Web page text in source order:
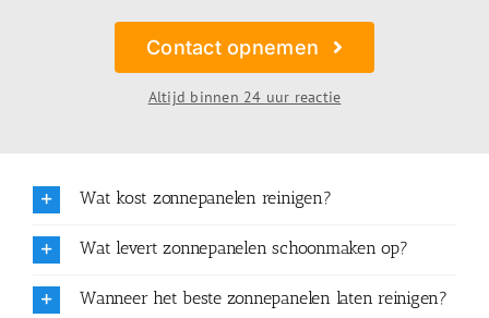
Contact opnemen
Altijd binnen 24 uur reactie
Wat kost zonnepanelen reinigen?
Wat levert zonnepanelen schoonmaken op?
Wanneer het beste zonnepanelen laten reinigen?